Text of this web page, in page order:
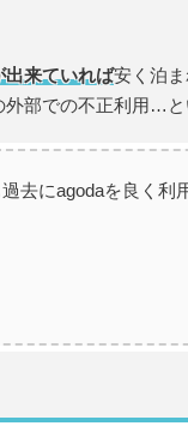
出来ていれば安く泊
部での不正利用…と
去にagodaを良く利